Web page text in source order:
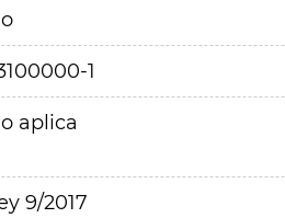
1
aplica
9/2017